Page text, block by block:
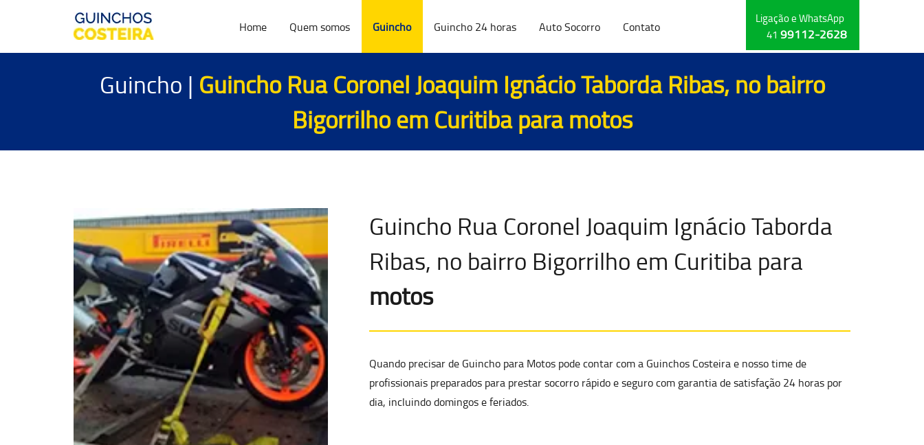
Home Quem somos Guincho Guincho 24 horas Auto Socorro Contato
Ligação e WhatsApp
41 99112-2628
Guincho | Guincho Rua Coronel Joaquim Ignácio Taborda Ribas, no bairro
Bigorrilho em Curitiba paramotos
Guincho Rua Coronel Joaquim Ignácio Taborda
Ribas, no bairro Bigorrilho em Curitiba para
motos
Quando precisar de Guincho para Motos pode contar com a Guinchos Costeira e nosso time de
profissionais preparados para prestarsocorro rápido e segurocom garantia de satisfação 24 horas por
dia, incluindo domingos e feriados.